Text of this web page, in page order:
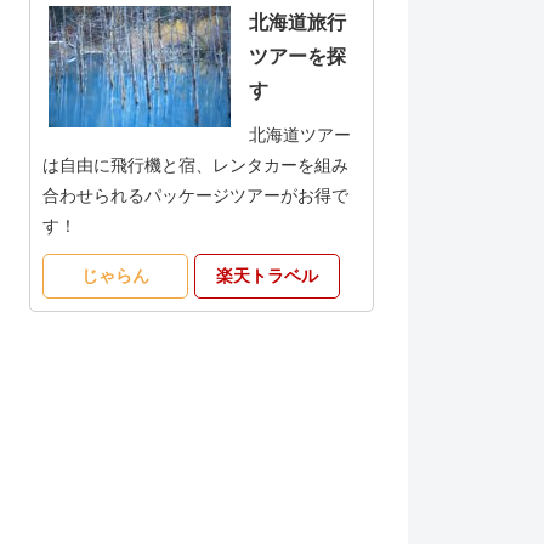
北海道旅行
ツアーを探
す
北海道ツアー
は自由に飛行機と宿、レンタカーを組み
合わせられるパッケージツアーがお得で
す！
じゃらん 楽天トラベル